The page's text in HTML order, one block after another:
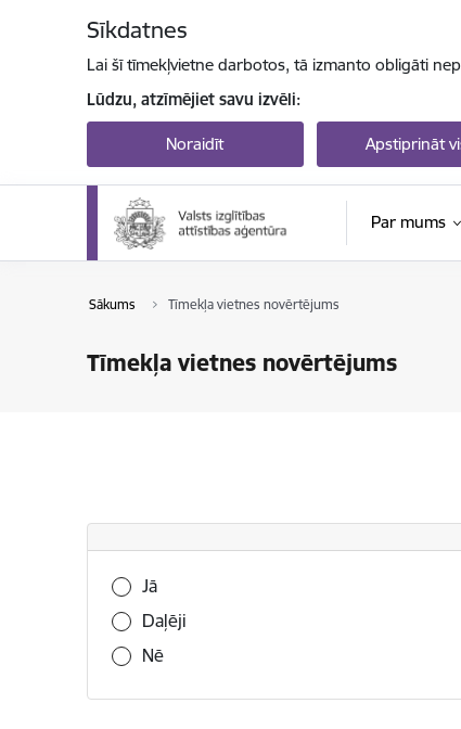
Sīkdatnes
Lai šī tīmekļvietne darbotos, tā izmanto obligāti
Lūdzu, atzīmējiet savu izvēli:
Noraidīt Apstiprināt
Par mums
Sākums Tīmekļa vietnes novērtējums
Tīmekļa vietnes novērtējums
Vai šī informācija bija noderīga?
Jā
Daļēji
Nē